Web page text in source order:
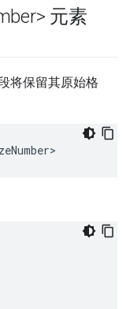
元素
将保留其原始格